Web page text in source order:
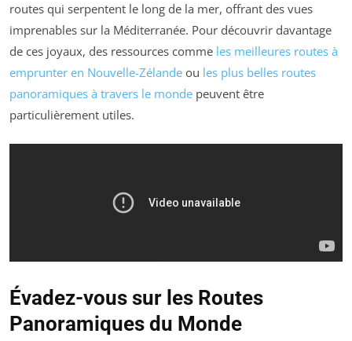
routes qui serpentent le long de la mer, offrant des vues
imprenables sur la Méditerranée. Pour découvrir davantage
de ces joyaux, des ressources comme les meilleures routes à
emprunter en Nouvelle-Zélande ou les plus belles routes
panoramiques à travers le monde peuvent être
particulièrement utiles.
Évadez-vous sur les Routes
Panoramiques du Monde